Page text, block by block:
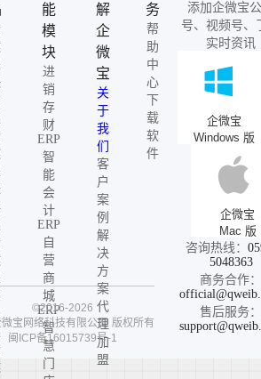
能
模
块
进
销
存
财
ERP
智
能
会
计
ERP
自
营
商
城
ERP
智
慧
门
解
企
微
宝
关
于
我
们
客
户
案
例
解
决
方
案
代
理
加
盟
务
帮
助
中
心
下
载
软
件
添加企微宝
号、视频号、
实时资讯
企微宝
Windows 版
企微宝
Mac 版
咨询热线：
5048363
商务合作：
售后服务：
©2016-2026
微宝网络科技有限公司 版权所有
闽ICP备16015739号-1